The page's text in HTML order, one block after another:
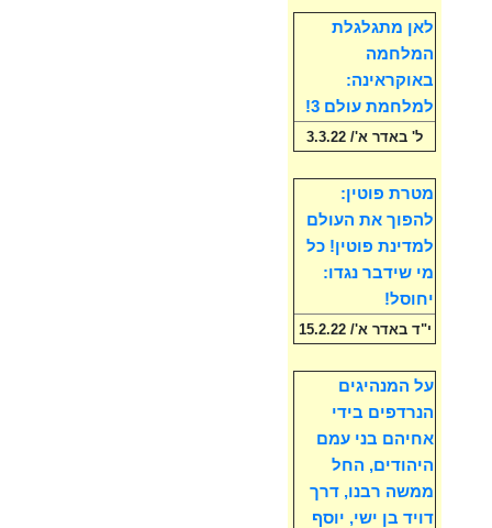
לאן מתגלגלת
המלחמה
באוקראינה:
למלחמת עולם 3!
ל' באדר א'/ 3.3.22
מטרת פוטין:
להפוך את העולם
למדינת פוטין! כל
מי שידבר נגדו:
יחוסל!
י"ד באדר א'/ 15.2.22
על המנהיגים
הנרדפים בידי
אחיהם בני עמם
היהודים, החל
ממשה רבנו, דרך
דויד בן ישי, יוסף